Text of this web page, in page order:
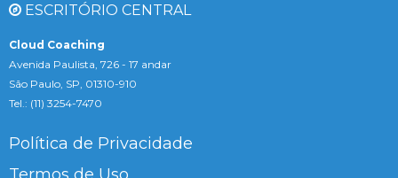
ESCRITÓRIO CENTRAL
Cloud Coaching
Avenida Paulista, 726 - 17 andar
São Paulo, SP, 01310-910
Tel.: (11) 3254-7470
Política de Privacidade